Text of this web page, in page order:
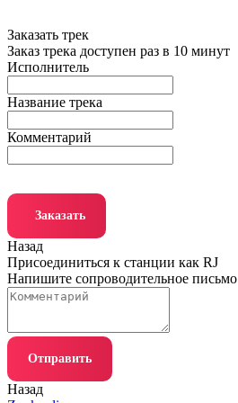
Заказать трек
Заказ трека доступен раз в 10 минут
Исполнитель
Название трека
Комментарий
Заказать
Назад
Присоединиться к станции как RJ
Напишите сопроводительное письмо
Отправить
Назад